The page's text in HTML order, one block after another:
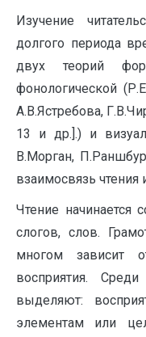
Изучение
долгого периода
двух теорий
фонологической
А.В.Ястребова,
13 и др.].) и
В.Морган,
взаимосвязь чтения
Чтение начинается
слогов, слов.
многом зависит
восприятия.
выделяют:
элементам или